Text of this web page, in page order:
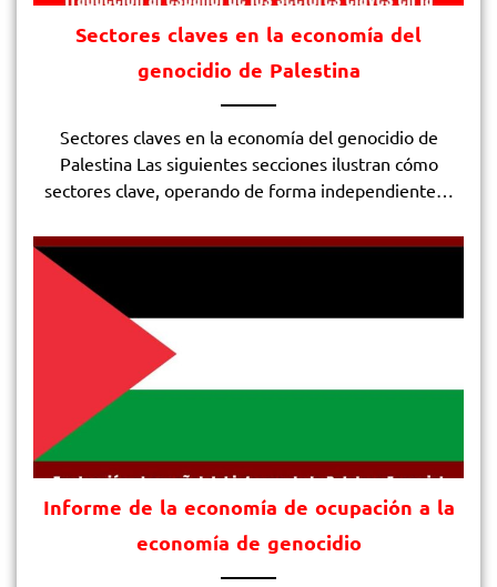
Sectores claves en la economía del
genocidio de Palestina
Sectores claves en la economía del genocidio de
Palestina Las siguientes secciones ilustran cómo
sectores clave, operando de forma independiente…
Informe de la economía de ocupación a la
economía de genocidio